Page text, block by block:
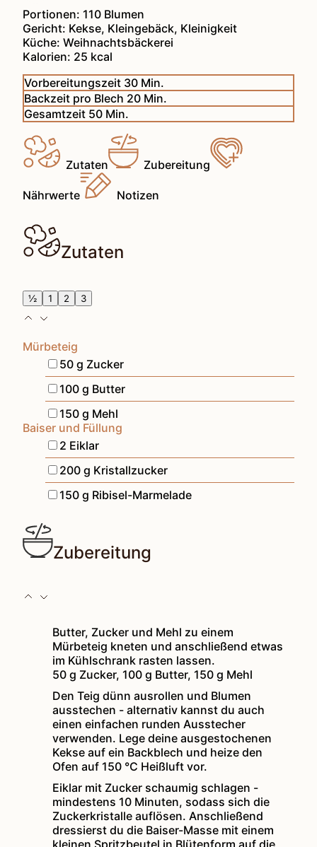
Portionen: 110 Blumen
Gericht: Kekse, Kleingebäck, Kleinigkeit
Küche:Weihnachtsbäckerei
Kalorien: 25 kcal
Vorbereitungszeit 30Minuten
Min.
Backzeit pro Blech 20Minuten
Min.
Gesamtzeit 50Minuten
Min.
Zutaten Zubereitung
Nährwerte Notizen
Zutaten
½ 1 2 3
Mürbeteig
▢
50 g Zucker
▢
100 g Butter
▢
150 g Mehl
Baiser und Füllung
▢
2 Eiklar
▢
200 g Kristallzucker
▢
150 g Ribisel-Marmelade
Zubereitung
Butter, Zucker und Mehl zu einem
Mürbeteig kneten und anschließend etwas
im Kühlschrank rasten lassen.
50 g Zucker, 100 g Butter, 150 g Mehl
Den Teig dünn ausrollen und Blumen
ausstechen - alternativ kannst du auch
einen einfachen runden Ausstecher
verwenden. Lege deine ausgestochenen
Kekse auf ein Backblech und heize den
Ofen auf 150 °C Heißluft vor.
Eiklar mit Zucker schaumig schlagen -
mindestens 10 Minuten, sodass sich die
Zuckerkristalle auflösen. Anschließend
dressierst du die Baiser-Masse mit einem
kleinen Spritzbeutel in Blütenform auf die